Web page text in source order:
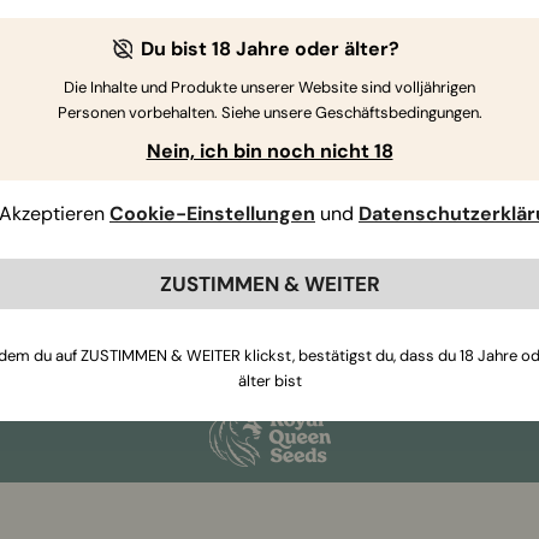
to do it. And we think you will be glad we have.
and selected by hand. We also aim to bring
Abonniere unseren Newsletter
Du bist 18 Jahre oder älter?
Die Inhalte und Produkte unserer Website sind volljährigen
Personen vorbehalten. Siehe unsere Geschäftsbedingungen.
Nein, ich bin noch nicht 18
AkzeptierenCookie-Einstellungen und
ZUSTIMMEN & WEITER
du auf ZUSTIMMEN & WEITER klickst, bestätigst du, dass du 18 Jahre
älter bist